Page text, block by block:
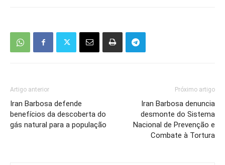
Artigo anterior
Iran Barbosa defende
benefícios da descoberta do
gás natural para a população
Próximo artigo
Iran Barbosa denuncia
desmonte do Sistema
Nacional de Prevenção e
Combate à Tortura